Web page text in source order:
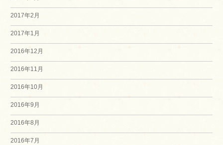
2017年2月
2017年1月
2016年12月
2016年11月
2016年10月
2016年9月
2016年8月
2016年7月